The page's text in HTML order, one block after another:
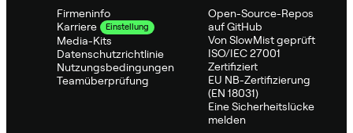
Firmeninfo
Karriere
Einstellung
Media-Kits
Datenschutzrichtlinie
Nutzungsbedingungen
Teamüberprüfung
Open-Source-Repos
auf GitHub
Von SlowMist geprüft
ISO/IEC 27001
Zertifiziert
EU NB-Zertifizierung
(EN 18031)
Eine Sicherheitslücke
melden